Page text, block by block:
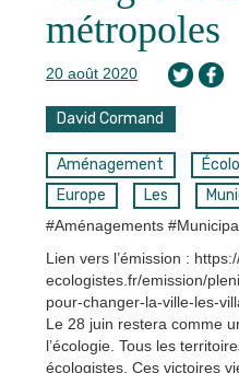
métropoles
20 août 2020
David Cormand
Aménagement
Europe
Les
#Aménagements
Lien vers l’émission :
ecologistes.fr/emission/
pour-changer-la-ville-les-
Le 28 juin restera comme
l’écologie. Tous les
écologistes. Ces victoires